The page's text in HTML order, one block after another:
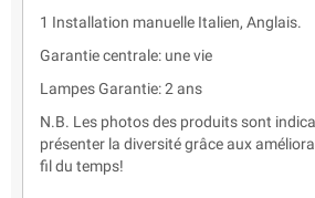
1 Installation manuelle Italien, Anglais.
Garantie centrale: une vie
Lampes Garantie: 2 ans
N.B. Les photos des produits sont
présenter la diversité grâce aux
fil du temps!